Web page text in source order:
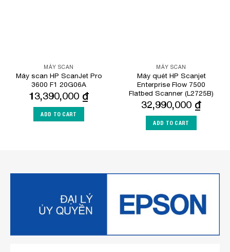
MÁY SCAN
Máy scan HP ScanJet Pro
3600 F1 20G06A
13,390,000 ₫
ADD TO CART
MÁY SCAN
Máy quét HP Scanjet
Enterprise Flow 7500
Flatbed Scanner (L2725B)
32,990,000 ₫
ADD TO CART